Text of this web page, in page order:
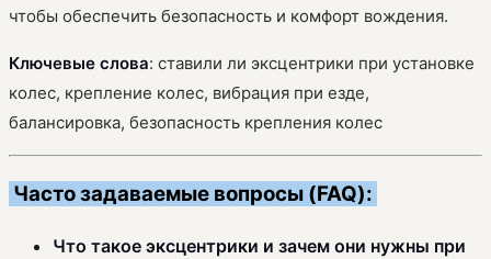
чтобы обеспечить безопасность и комфорт вождения.
Ключевые слова: ставили ли эксцентрики при установке
колес, крепление колес, вибрация при езде,
балансировка, безопасность крепления колес
Часто задаваемые вопросы (FAQ):
Что такое эксцентрики и зачем они нужны при